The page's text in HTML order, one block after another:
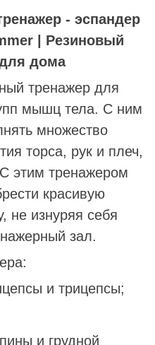
- эспандер
| Резиновый
дома
тренажер для
мышц тела. С ним
множество
торса, рук и плеч,
этим тренажером
красивую
не изнуряя себя
зал.
и трицепсы;
и грудной